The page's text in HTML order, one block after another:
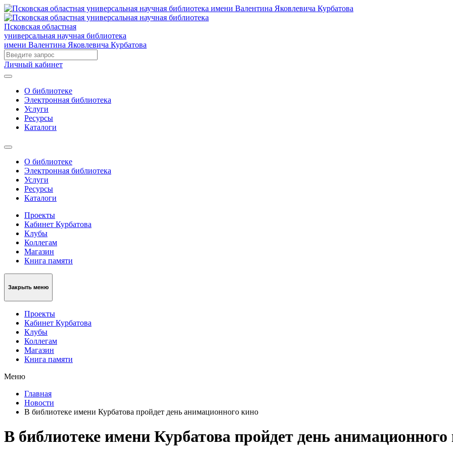
Псковская областная
универсальная научная библиотека
имени Валентина Яковлевича Курбатова
Личный кабинет
О библиотеке
Электронная библиотека
Услуги
Ресурсы
Каталоги
О библиотеке
Электронная библиотека
Услуги
Ресурсы
Каталоги
Проекты
Кабинет Курбатова
Клубы
Коллегам
Магазин
Книга памяти
Закрыть меню
Проекты
Кабинет Курбатова
Клубы
Коллегам
Магазин
Книга памяти
Меню
Главная
Новости
В библиотеке имени Курбатова пройдет день анимационного кино
В библиотеке имени Курбатова пройдет день анимационного